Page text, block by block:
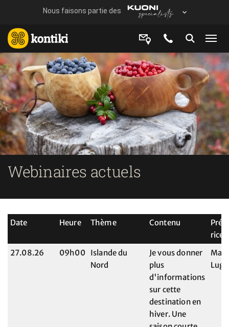
Webinaires actuels
Date Heure Thème Contenu
rice
27.08.26
09h00 Islande du
Nord
Je vous donner
plus
d'informations
sur cette
destination en
hiver. Une